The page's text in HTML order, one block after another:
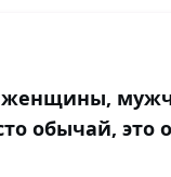
женщины,
обычай, это